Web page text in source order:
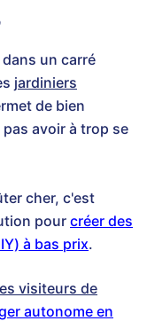
un carré
jardiniers
de bien
avoir à trop se
cher, c'est
pour créer des
à bas prix.
visiteurs de
autonome en